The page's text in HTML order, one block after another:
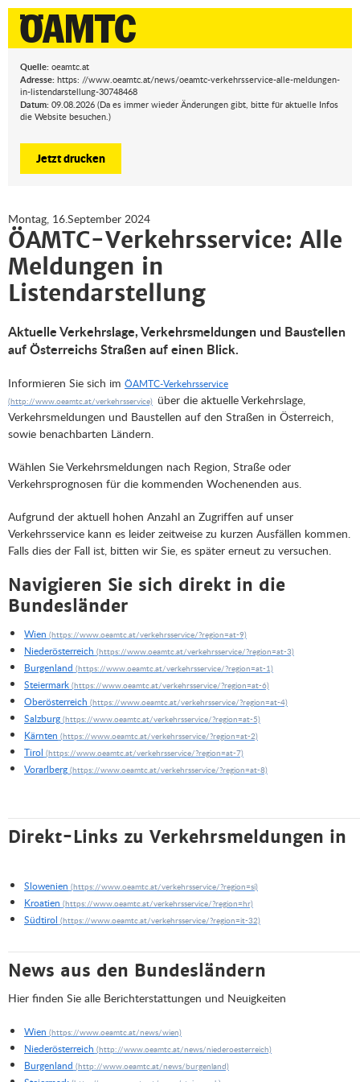
Quelle: oeamtc.at
Adresse: https: //www.oeamtc.at/news/oeamtc-verkehrsservice-alle-meldungen-
in-listendarstellung-30748468
Datum: 09.08.2026 (Da es immer wieder Änderungen gibt, bitte für aktuelle Infos
die Website besuchen.)
Jetzt drucken
Montag, 16.September 2024
ÖAMTC-Verkehrsservice: Alle
Meldungen in
Listendarstellung
Aktuelle Verkehrslage, Verkehrsmeldungen und Baustellen
auf Österreichs Straßen auf einen Blick.
Informieren Sie sich im ÖAMTC-Verkehrsservice
über die aktuelle Verkehrslage,
Verkehrsmeldungen und Baustellen auf den Straßen in Österreich,
sowie benachbarten Ländern.
Wählen Sie Verkehrsmeldungen nach Region, Straße oder
Verkehrsprognosen für die kommenden Wochenenden aus.
Aufgrund der aktuell hohen Anzahl an Zugriffen auf unser
Verkehrsservice kann es leider zeitweise zu kurzen Ausfällen kommen.
Falls dies der Fall ist, bitten wir Sie, es später erneut zu versuchen.
Navigieren Sie sich direkt in die
Bundesländer
Wien
Niederösterreich
Burgenland
Steiermark
Oberösterreich
Salzburg
Kärnten
Tirol
Vorarlberg
Direkt-Links zu Verkehrsmeldungen in
Slowenien
Kroatien
Südtirol
News aus den Bundesländern
Hier finden Sie alle Berichterstattungen und Neuigkeiten
Wien
Niederösterreich
Burgenland